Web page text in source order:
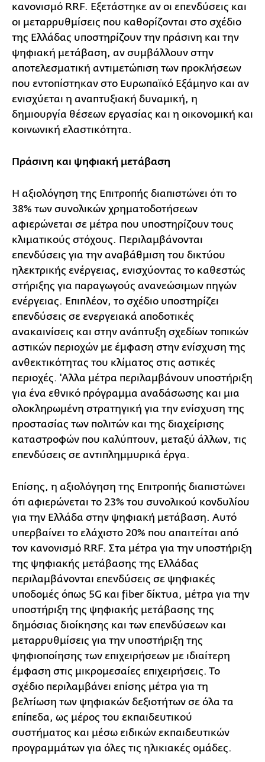
κανονισμό RRF. Εξετάστηκε αν οι επενδύσεις και
οι μεταρρυθμίσεις που καθορίζονται στο σχέδιο
της Ελλάδας υποστηρίζουν την πράσινη και την
ψηφιακή μετάβαση, αν συμβάλλουν στην
αποτελεσματική αντιμετώπιση των προκλήσεων
που εντοπίστηκαν στο Ευρωπαϊκό Εξάμηνο και αν
ενισχύεται η αναπτυξιακή δυναμική, η
δημιουργία θέσεων εργασίας και η οικονομική και
κοινωνική ελαστικότητα.
Πράσινη και ψηφιακή μετάβαση
Η αξιολόγηση της Επιτροπής διαπιστώνει ότι το
38% των συνολικών χρηματοδοτήσεων
αφιερώνεται σε μέτρα που υποστηρίζουν τους
κλιματικούς στόχους. Περιλαμβάνονται
επενδύσεις για την αναβάθμιση του δικτύου
ηλεκτρικής ενέργειας, ενισχύοντας το καθεστώς
στήριξης για παραγωγούς ανανεώσιμων πηγών
ενέργειας. Επιπλέον, το σχέδιο υποστηρίζει
επενδύσεις σε ενεργειακά αποδοτικές
ανακαινίσεις και στην ανάπτυξη σχεδίων τοπικών
αστικών περιοχών με έμφαση στην ενίσχυση της
ανθεκτικότητας του κλίματος στις αστικές
περιοχές. 'Αλλα μέτρα περιλαμβάνουν υποστήριξη
για ένα εθνικό πρόγραμμα αναδάσωσης και μια
ολοκληρωμένη στρατηγική για την ενίσχυση της
προστασίας των πολιτών και της διαχείρισης
καταστροφών που καλύπτουν, μεταξύ άλλων, τις
επενδύσεις σε αντιπλημμυρικά έργα.
Επίσης, η αξιολόγηση της Επιτροπής διαπιστώνει
ότι αφιερώνεται το 23% του συνολικού κονδυλίου
για την Ελλάδα στην ψηφιακή μετάβαση. Αυτό
υπερβαίνει το ελάχιστο 20% που απαιτείται από
τον κανονισμό RRF. Στα μέτρα για την υποστήριξη
της ψηφιακής μετάβασης της Ελλάδας
περιλαμβάνονται επενδύσεις σε ψηφιακές
υποδομές όπως 5G και fiber δίκτυα, μέτρα για την
υποστήριξη της ψηφιακής μετάβασης της
δημόσιας διοίκησης και των επενδύσεων και
μεταρρυθμίσεις για την υποστήριξη της
ψηφιοποίησης των επιχειρήσεων με ιδιαίτερη
έμφαση στις μικρομεσαίες επιχειρήσεις. Το
σχέδιο περιλαμβάνει επίσης μέτρα για τη
βελτίωση των ψηφιακών δεξιοτήτων σε όλα τα
επίπεδα, ως μέρος του εκπαιδευτικού
συστήματος και μέσω ειδικών εκπαιδευτικών
προγραμμάτων για όλες τις ηλικιακές ομάδες.